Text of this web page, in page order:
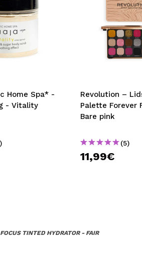
Home Spa* -
- Vitality
Revolution –
Palette Forever
Bare pink
(5)
11,99€
TINTED HYDRATOR - FAIR